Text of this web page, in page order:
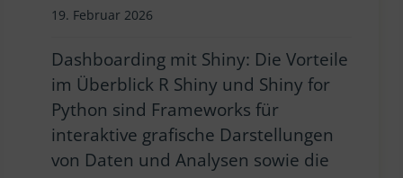
19. Februar 2026
Dashboarding mit Shiny: Die Vorteile
im Überblick R Shiny und Shiny for
Python sind Frameworks für
interaktive grafische Darstellungen
von Daten und Analysen sowie die